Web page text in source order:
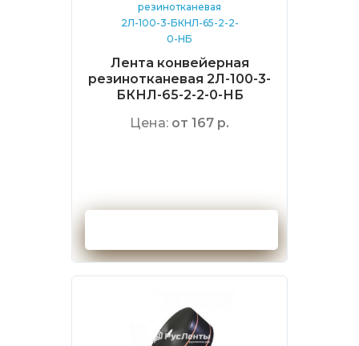
Лента конвейерная
резинотканевая 2Л-100-3-
БКНЛ-65-2-2-0-НБ
Цена: от 167 р.